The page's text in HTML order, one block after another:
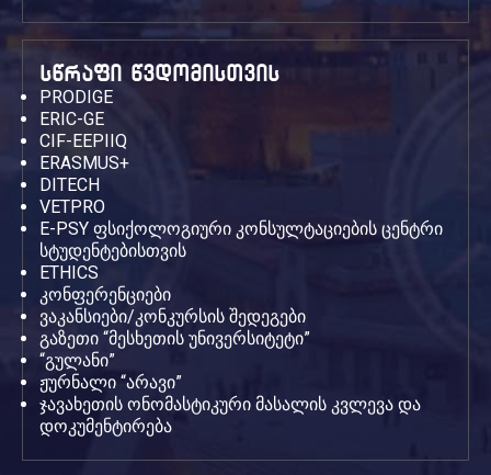
სწრაფი წვდომისთვის
PRODIGE
ERIC-GE
CIF-EEPIIQ
ERASMUS+
DITECH
VETPRO
E-PSY ფსიქოლოგიური კონსულტაციების ცენტრი
სტუდენტებისთვის
ETHICS
კონფერენციები
ვაკანსიები/კონკურსის შედეგები
გაზეთი “მესხეთის უნივერსიტეტი”
“გულანი”
ჟურნალი “არავი”
ჯავახეთის ონომასტიკური მასალის კვლევა და
დოკუმენტირება